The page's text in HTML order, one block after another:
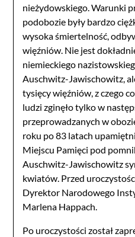
nieżydowskiego. Warunki
podobozie były bardzo
wysoka śmiertelność,
więźniów. Nie jest
niemieckiego
Auschwitz-Jawischowitz,
tysięcy więźniów, z czego
ludzi zginęło tylko w
przeprowadzanych w
roku po 83 latach
Miejscu Pamięci pod
Auschwitz-Jawischowitz
kwiatów. Przed
Dyrektor Narodowego
Marlena Happach.
Po uroczystości został